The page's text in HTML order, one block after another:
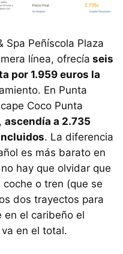
Spa Peñíscola Plaza
línea, ofrecía seis
por 1.959 euros la
En Punta
Coco Punta
ascendía a 2.735
. La diferencia
es más barato en
hay que olvidar que
o tren (que se
dos trayectos para
en el caribeño el
en el total.